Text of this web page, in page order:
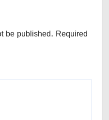
be published. Required